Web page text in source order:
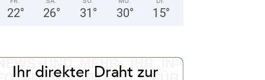
22° 26° 31 ° 30° 15°